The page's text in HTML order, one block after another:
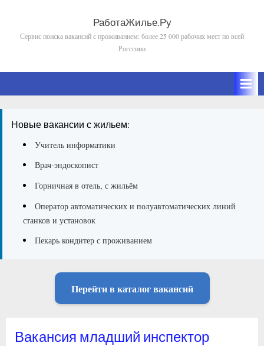
content
РаботаЖилье.Ру
Сервис поиска вакансий с проживанием: более 25 000 рабочих мест по всей
Росссиии
Новые вакансии с жильем:
Учитель информатики
Врач-эндоскопист
Горничная в отель, с жильём
Оператор автоматических и полуавтоматических линий
станков и установок
Пекарь кондитер с проживанием
Перейти в каталог вакансий
Вакансия младший инспектор